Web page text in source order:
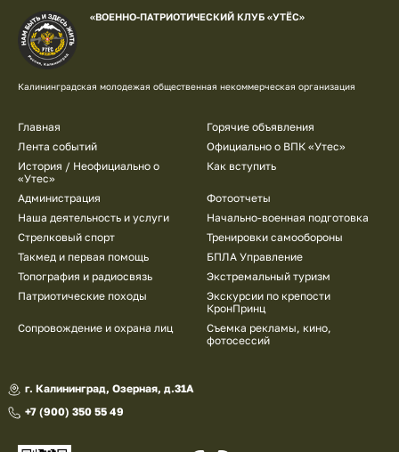
«ВОЕННО-ПАТРИОТИЧЕСКИЙ КЛУБ «УТЁС»
Калининградская молодежая общественная некоммерческая организация
Подвал
Главная
Горячие объявления
Лента событий
Официально о ВПК «Утес»
История / Неофициально о
«Утес»
Как вступить
Администрация
Фотоотчеты
Наша деятельность и услуги
Начально-военная подготовка
Стрелковый спорт
Тренировки самообороны
Такмед и первая помощь
БПЛА Управление
Топография и радиосвязь
Экстремальный туризм
Патриотические походы
Экскурсии по крепости
КронПринц
Сопровождение и охрана лиц
Съемка рекламы, кино,
фотосессий
г. Калининград, Озерная, д.31А
+7 (900) 350 55 49